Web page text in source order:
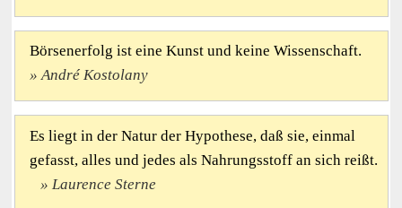
Börsenerfolg ist eine Kunst und keine Wissenschaft.
André Kostolany
Es liegt in der Natur der Hypothese, daß sie, einmal
gefasst, alles und jedes als Nahrungsstoff an sich reißt.
Laurence Sterne